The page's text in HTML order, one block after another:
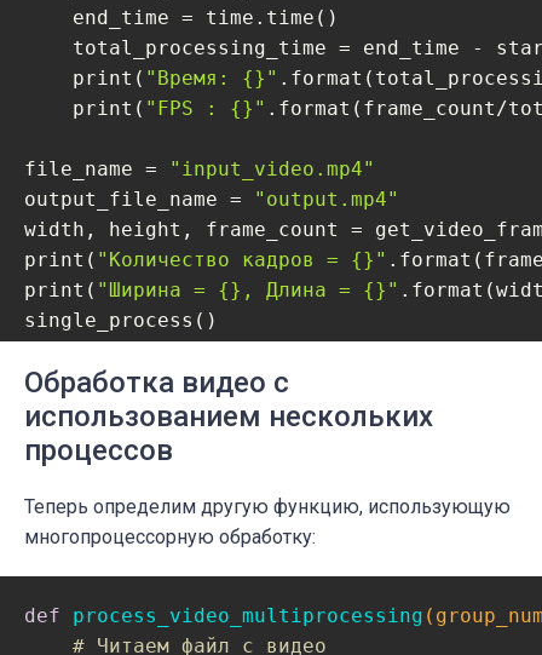
# Цикл по списку (если он
                cv.rectangle(im, (i[
], i[
# Рисуем рамку
except
# Высвобождаем ресурсы
        cap.release()
        out.release()
    cap.release()
    out.release()
    end_time = time.time()
total_processing_time = end_time -
    print(
"Время: {}"
    print(
"FPS : {}" .format(frame_count/
file_name =
"input_video.mp4"
output_file_name =
"output.mp4"
width, height, frame_count =
print( "Количество кадров = {}"
print( "Ширина = {}, Длина = {}"
single_process()
Обработка видео с
использованием нескольких
процессов
Теперь определим другую функцию, использующую
многопроцессорную обработку:
def process_video_multiprocessing
# Читаем файл с видео